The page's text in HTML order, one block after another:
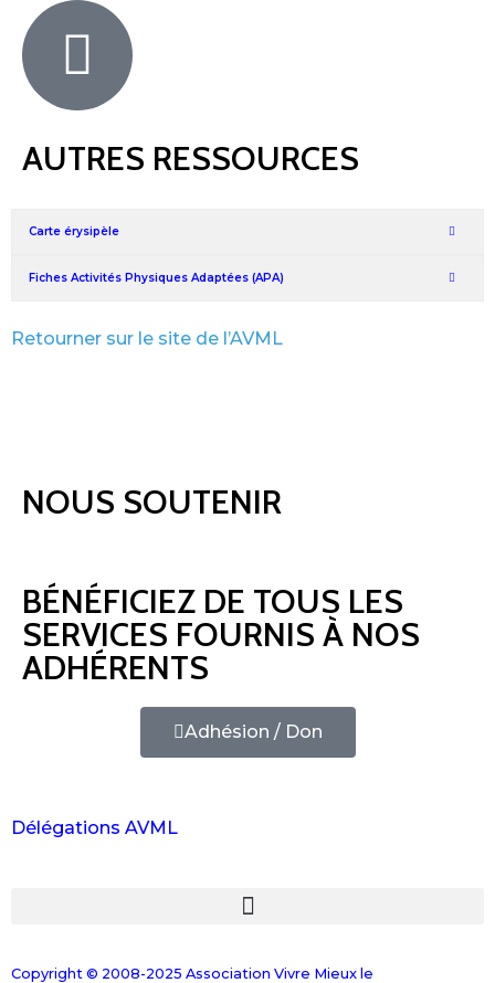
AUTRES RESSOURCES
Carte érysipèle
Fiches Activités Physiques Adaptées (APA)
Retourner sur le site de l’AVML
NOUS SOUTENIR
BÉNÉFICIEZ DE TOUS LES
SERVICES FOURNIS À NOS
ADHÉRENTS
Adhésion / Don
Copyright © 2008-2025 Association Vivre Mieux le
Délégations AVML